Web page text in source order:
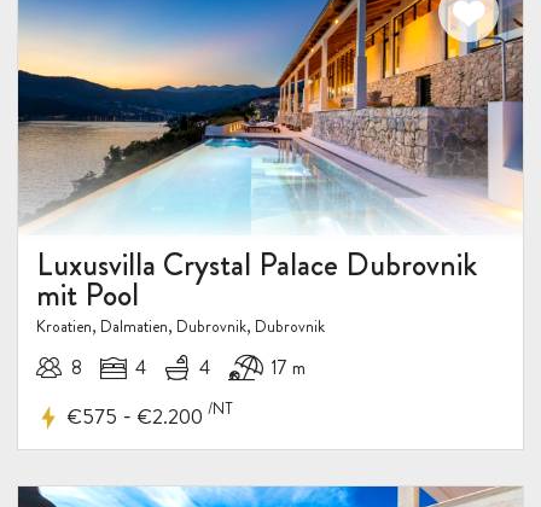
Luxusvilla Crystal Palace Dubrovnik
mit Pool
Kroatien, Dalmatien, Dubrovnik, Dubrovnik
8 4 4 17 m
€575 - €2.200 /NT